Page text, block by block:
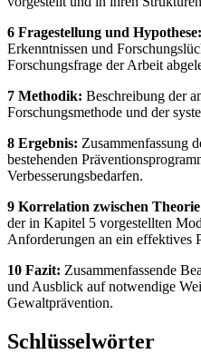
6 Fragestellung und Hypothese:
Erkenntnissen und
Forschungsfrage der Arbeit
7 Methodik: Beschreibung der
Forschungsmethode und der
8 Ergebnis: Zusammenfassung
bestehenden
Verbesserungsbedarfen.
9 Korrelation zwischen
der in Kapitel 5 vorgestellten
Anforderungen an ein effektives
10 Fazit: Zusammenfassende
und Ausblick auf notwendige
Gewaltprävention.
Schlüsselwörter